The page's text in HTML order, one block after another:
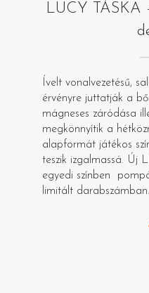
LUCY TÁSKA
Ívelt vonalvezetésű,
érvényre juttatják a
mágneses záródása
megkönnyítik a
alapformát játékos
teszik izgalmassá. Új
egyedi színben
limitált darabszámban.